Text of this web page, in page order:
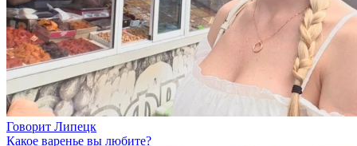
Говорит Липецк
Какое варенье вы любите?